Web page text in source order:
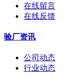
在线留言
在线反馈
验厂资讯
公司动态
行业动态